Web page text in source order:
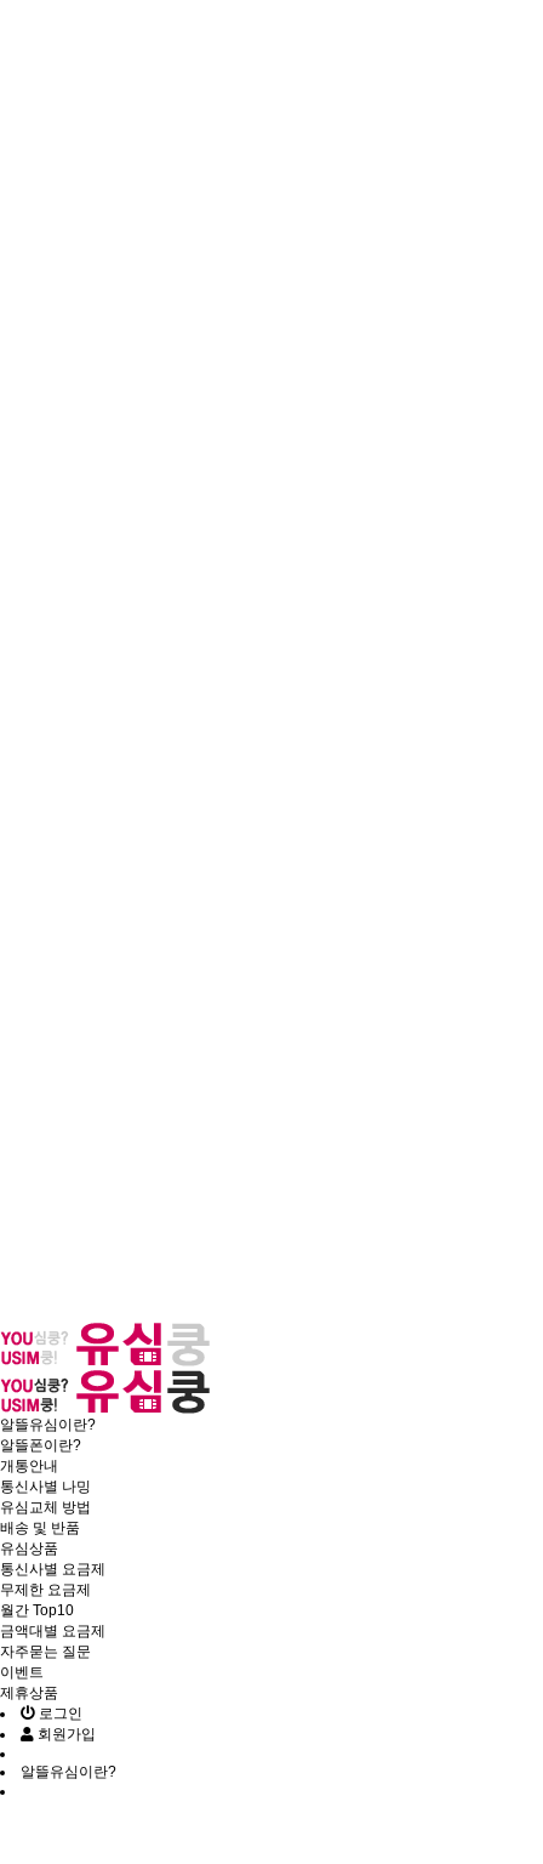
알뜰유심이란?
알뜰폰이란?
개통안내
통신사별 나밍
유심교체 방법
배송 및 반품
유심상품
통신사별 요금제
무제한 요금제
월간 Top10
금액대별 요금제
자주묻는 질문
이벤트
제휴상품
로그인
회원가입
알뜰유심이란?